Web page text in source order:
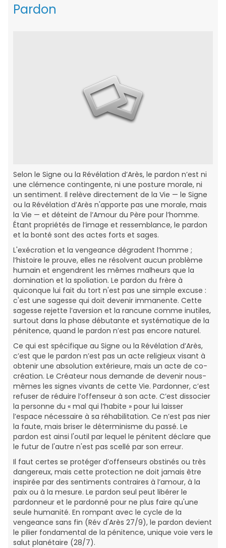
Pardon
Selon le Signe ou la Révélation d’Arès, le pardon n’est ni
une clémence contingente, ni une posture morale, ni
un sentiment. Il relève directement de la Vie — le Signe
ou la Révélation d’Arès n'apporte pas une morale, mais
la Vie — et déteint de l’Amour du Père pour l’homme.
Étant propriétés de l’image et ressemblance, le pardon
et la bonté sont des actes forts et sages.
L'exécration et la vengeance dégradent l’homme ;
l’histoire le prouve, elles ne résolvent aucun problème
humain et engendrent les mêmes malheurs que la
domination et la spoliation. Le pardon du frère à
quiconque lui fait du tort n'est pas une simple excuse :
c'est une sagesse qui doit devenir immanente. Cette
sagesse rejette l’aversion et la rancune comme inutiles,
surtout dans la phase débutante et systématique de la
pénitence, quand le pardon n’est pas encore naturel.
Ce qui est spécifique au Signe ou la Révélation d’Arès,
c’est que le pardon n’est pas un acte religieux visant à
obtenir une absolution extérieure, mais un acte de co-
création. Le Créateur nous demande de devenir nous-
mêmes les signes vivants de cette Vie. Pardonner, c’est
refuser de réduire l’offenseur à son acte. C’est dissocier
la personne du « mal qui l’habite » pour lui laisser
l’espace nécessaire à sa réhabilitation. Ce n’est pas nier
la faute, mais briser le déterminisme du passé. Le
pardon est ainsi l'outil par lequel le pénitent déclare que
le futur de l'autre n'est pas scellé par son erreur.
Il faut certes se protéger d’offenseurs obstinés ou très
dangereux, mais cette protection ne doit jamais être
inspirée par des sentiments contraires à l’amour, à la
paix ou à la mesure. Le pardon seul peut libérer le
pardonneur et le pardonné pour ne plus faire qu'une
seule humanité. En rompant avec le cycle de la
vengeance sans fin (Rév d'Arès 27/9), le pardon devient
le pilier fondamental de la pénitence, unique voie vers le
salut planétaire (28/7).